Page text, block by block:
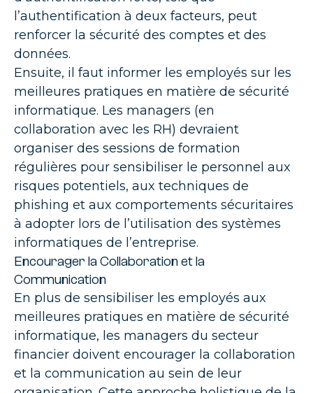
l’authentification à deux facteurs, peut
renforcer la sécurité des comptes et des
données.
Ensuite, il faut informer les employés sur les
meilleures pratiques en matière de sécurité
informatique. Les managers (en
collaboration avec les RH) devraient
organiser des sessions de formation
régulières pour sensibiliser le personnel aux
risques potentiels, aux techniques de
phishing et aux comportements sécuritaires
à adopter lors de l’utilisation des systèmes
informatiques de l’entreprise.
Encourager la Collaboration et la
Communication
En plus de sensibiliser les employés aux
meilleures pratiques en matière de sécurité
informatique, les managers du secteur
financier doivent encourager la collaboration
et la communication au sein de leur